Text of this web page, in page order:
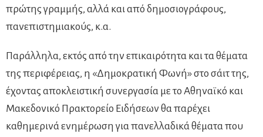
πρώτης γραμμής, αλλά και από δημοσιογράφους,
πανεπιστημιακούς, κ.α.
Παράλληλα, εκτός από την επικαιρότητα και τα θέματα
της περιφέρειας, η «Δημοκρατική Φωνή» στο σάιτ της,
έχοντας αποκλειστική συνεργασία με το Αθηναϊκό και
Μακεδονικό Πρακτορείο Ειδήσεων θα παρέχει
καθημερινά ενημέρωση για πανελλαδικά θέματα που